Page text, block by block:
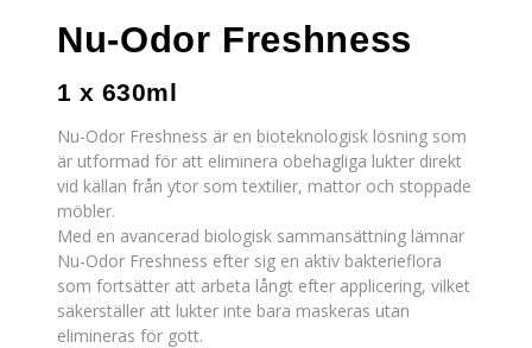
Nu-Odor Freshness
1 x 630ml
Nu-Odor Freshness är en bioteknologisk lösning som
är utformad för att eliminera obehagliga lukter direkt
vid källan från ytor som textilier, mattor och stoppade
möbler.
Med en avancerad biologisk sammansättning lämnar
Nu-Odor Freshness efter sig en aktiv bakterieflora
som fortsätter att arbeta långt efter applicering, vilket
säkerställer att lukter inte bara maskeras utan
elimineras för gott.